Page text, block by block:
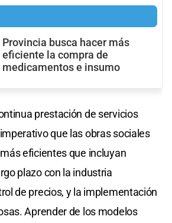
Provincia busca hacer más
eficiente la compra de
medicamentos e insumo
prestación de servicios
que las obras sociales
eficientes que incluyan
plazo con la industria
de precios, y la implementación
Aprender de los modelos